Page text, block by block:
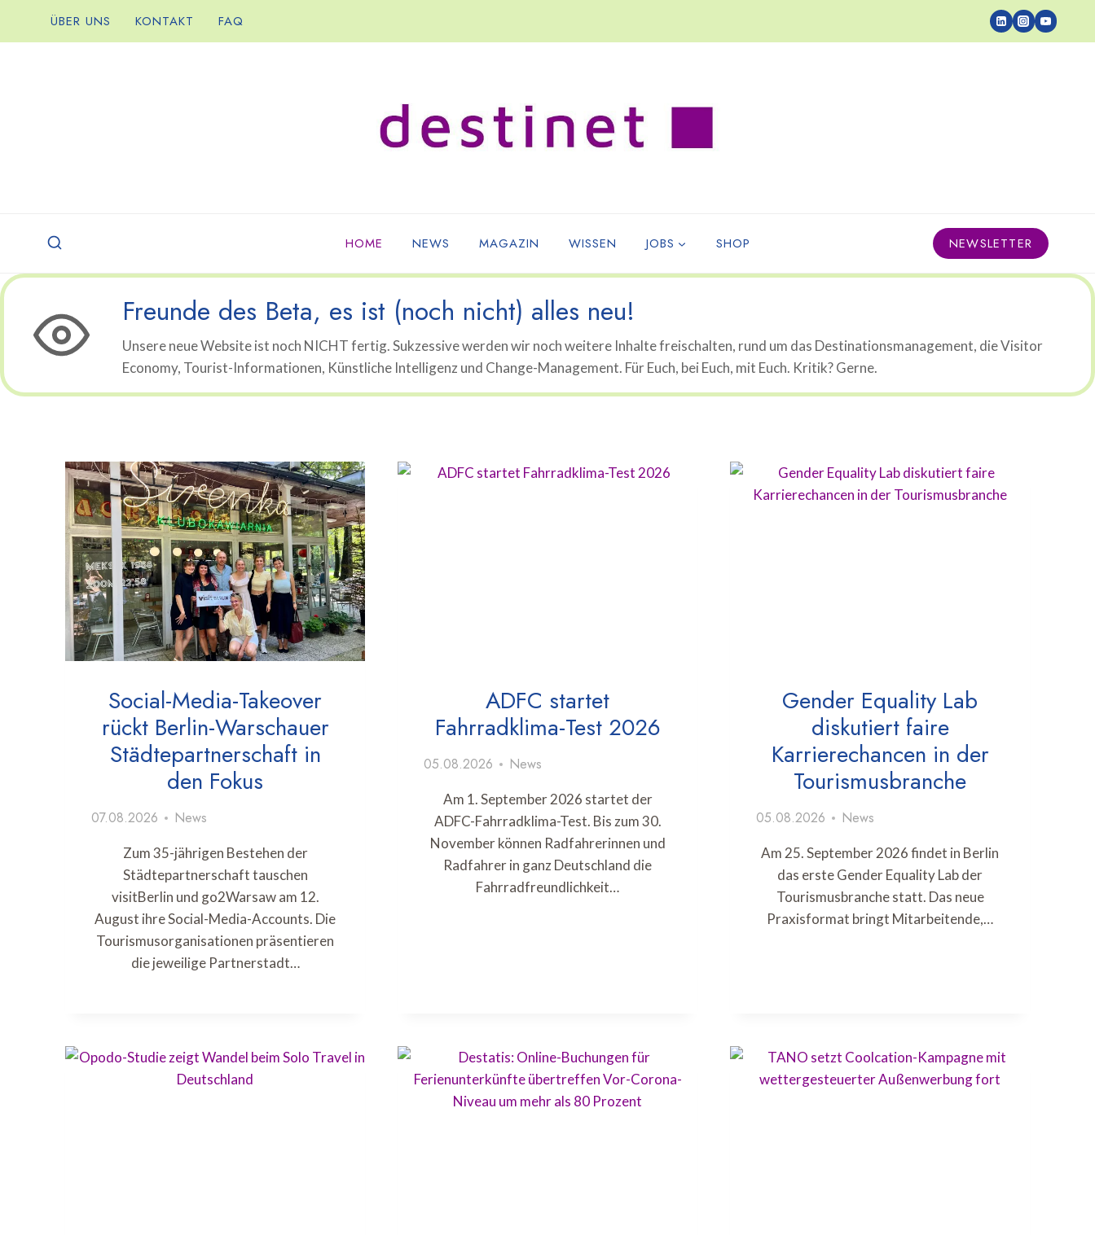
ÜBER UNS KONTAKT FAQ
HOME NEWS MAGAZIN WISSEN JOBS SHOP NEWSLETTER
Freunde des Beta, es ist (noch nicht) alles neu!
Unsere neue Website ist noch NICHT fertig. Sukzessive werden wir noch weitere Inhalte freischalten, rund um das Destinationsmanagement, die Visitor
Economy, Tourist-Informationen, Künstliche Intelligenz und Change-Management. Für Euch, bei Euch, mit Euch. Kritik? Gerne.
Social-Media-Takeover
rückt Berlin-Warschauer
Städtepartnerschaft in
den Fokus
07.08.2026 News
Zum 35-jährigen Bestehen der
Städtepartnerschaft tauschen
visitBerlin und go2Warsaw am 12.
August ihre Social-Media-Accounts. Die
Tourismusorganisationen präsentieren
die jeweilige Partnerstadt…
ADFC startet
Fahrradklima-Test 2026
05.08.2026 News
Am 1. September 2026 startet der
ADFC-Fahrradklima-Test. Bis zum 30.
November können Radfahrerinnen und
Radfahrer in ganz Deutschland die
Fahrradfreundlichkeit…
Gender Equality Lab
diskutiert faire
Karrierechancen in der
Tourismusbranche
05.08.2026 News
Am 25. September 2026 findet in Berlin
das erste Gender Equality Lab der
Tourismusbranche statt. Das neue
Praxisformat bringt Mitarbeitende,…